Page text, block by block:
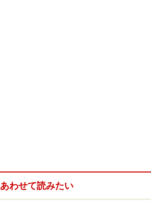
あわせて読みたい